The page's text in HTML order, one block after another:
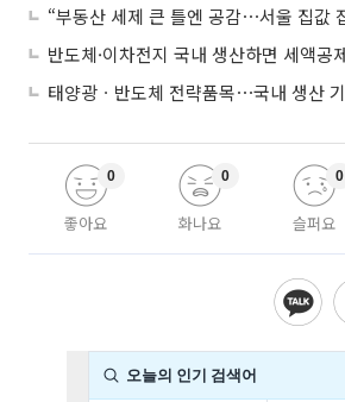
좋아요
0
화나요
0
슬퍼요
0